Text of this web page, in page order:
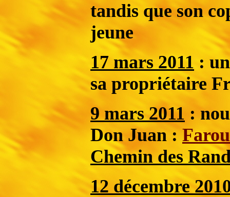
tandis que son
jeune
17 mars 2011 :
sa propriétaire
9 mars 2011 :
Don Juan :
Chemin des
12 décembre